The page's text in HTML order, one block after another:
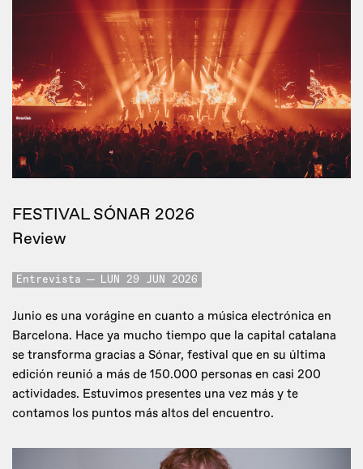
FESTIVAL SÓNAR 2026
Review
Entrevista LUN 29 JUN 2026
Junio es una vorágine en cuanto a música electrónica en
Barcelona. Hace ya mucho tiempo que la capital catalana
se transforma gracias a Sónar, festival que en su última
edición reunió a más de 150.000 personas en casi 200
actividades. Estuvimos presentes una vez más y te
contamos los puntos más altos del encuentro.